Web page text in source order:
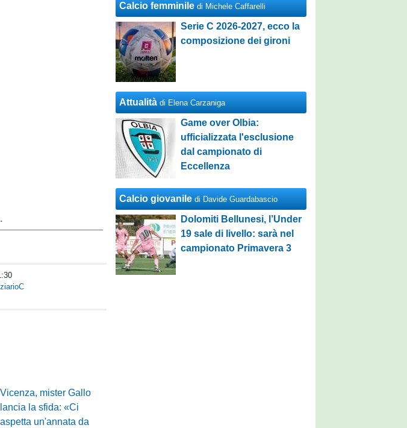
Vicenza, mister Gallo
lancia la sfida: «Ci
aspetta un'annata da
Calcio femminile di Michele Caffarelli
Serie C 2026-2027, ecco la
composizione dei gironi
Attualità di Elena Carzaniga
Game over Olbia:
ufficializzata l'esclusione
dal campionato di
Eccellenza
Calcio giovanile di Davide Guardabascio
Dolomiti Bellunesi, l’Under
19 sale di livello: sarà nel
campionato Primavera 3